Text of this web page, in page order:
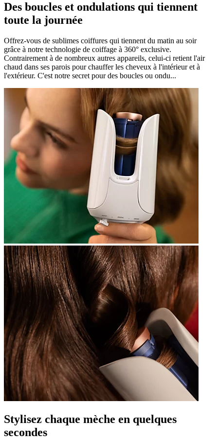
Des boucles et ondulations qui tiennent
toute la journée
Offrez-vous de sublimes coiffures qui tiennent du matin au soir
grâce à notre technologie de coiffage à 360° exclusive.
Contrairement à de nombreux autres appareils, celui-ci retient l'air
chaud dans ses parois pour chauffer les cheveux à l'intérieur et à
l'extérieur. C'est notre secret pour des boucles ou ondu...
Stylisez chaque mèche en quelques
secondes